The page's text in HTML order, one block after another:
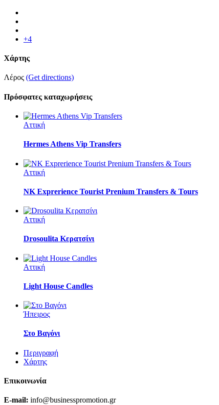
+4
Χάρτης
Λέρος (Get directions)
Πρόσφατες καταχωρήσεις
Αττική
Hermes Athens Vip Transfers
Αττική
NK Exprerience Tourist Prenium Transfers & Tours
Αττική
Drosoulita Κερατσίνι
Αττική
Light House Candles
Ήπειρος
Στο Βαγόνι
Περιγραφή
Χάρτης
Επικοινωνία
E-mail: info@businesspromotion.gr